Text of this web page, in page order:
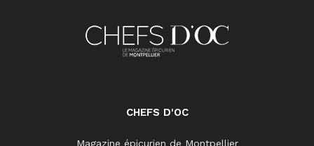
CHEFS D'OC
Magazine épicurien de Montpellier